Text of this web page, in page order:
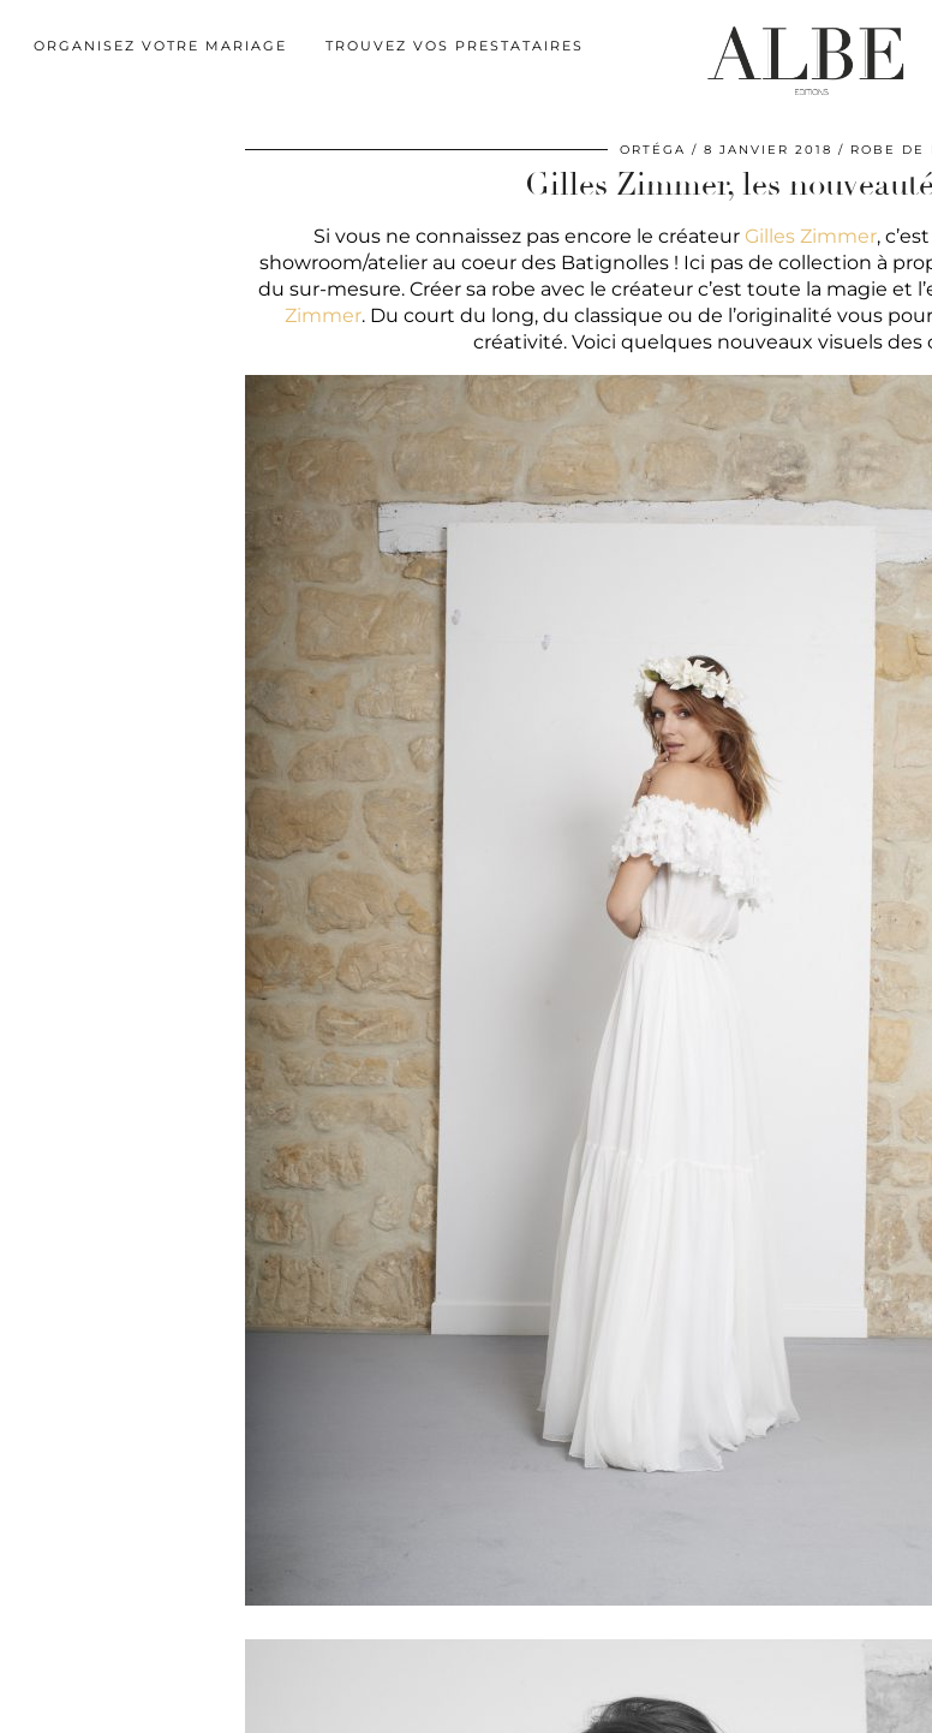
ORGANISEZ VOTRE MARIAGE TROUVEZ VOS PRESTATAIRES
ORTÉGA 8 JANVIER 2018 ROBE DE
Gilles Zimmer, les
Si vous ne connaissez pas encore le créateur Gilles Zimmer,
showroom/atelier au coeur des Batignolles ! Ici pas de collection à
du sur-mesure. Créer sa robe avec le créateur c’est toute la magie et
Zimmer. Du court du long, du classique ou de l’originalité vous
créativité. Voici quelques nouveaux visuels des